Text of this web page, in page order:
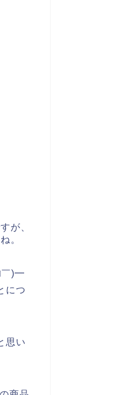
が、
。
￣)━
につ
思い